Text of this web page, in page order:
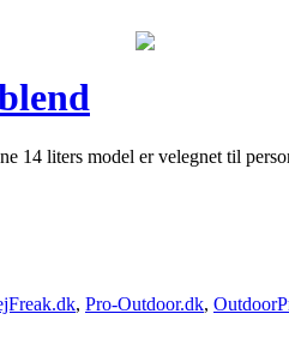
liters model er velegnet til
, Pro-Outdoor.dk,